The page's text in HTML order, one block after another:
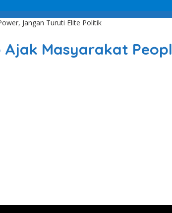
Jangan Turuti Elite Politik
Masyarakat